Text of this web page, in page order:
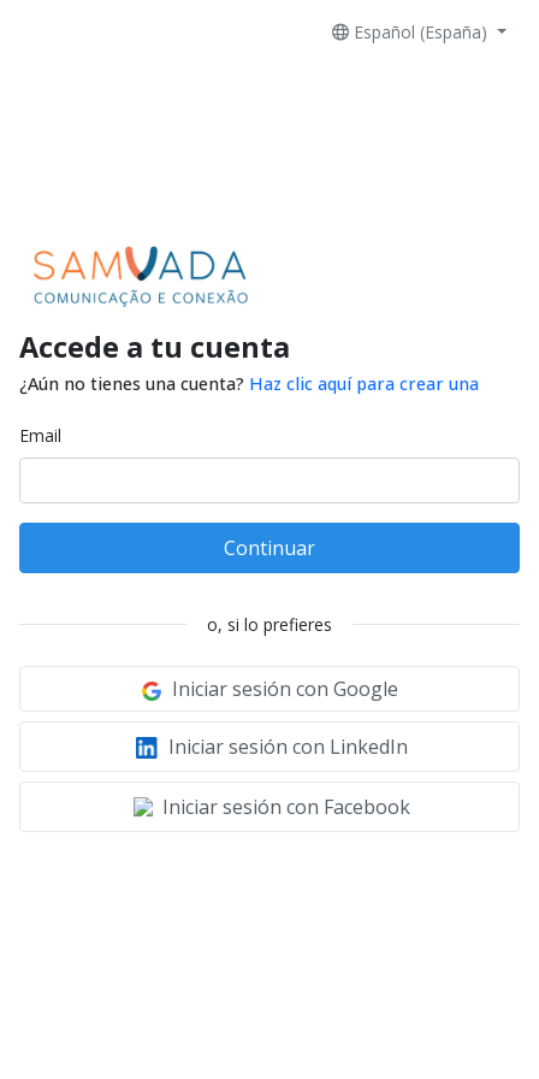
Español (España)
Accede a tu cuenta
¿Aún no tienes una cuenta? Haz clic aquí para crear una
Email
Continuar
o, si lo prefieres
Iniciar sesión con Google
Iniciar sesión con LinkedIn
Iniciar sesión con Facebook